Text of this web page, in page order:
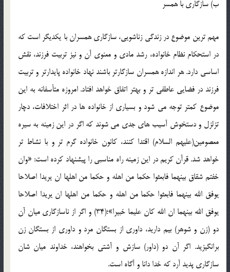
ب) سازگاري با همسر
مهم ترين موضوع در زندگي زناشويي، سازگاري همسران با يکديگر است که
در استحکام نظام خانواده، رشد مادي و معنوي آن و نيز تربيت فرزند، نقش
اساسي دارد. هر اندازه همسران سازگارتر باشند نهاد خانواده پايدارتر و تربيت
فرزند در فضايي عاطفي تر و بهتر اتفاق خواهد افتاد. امروزه متأسفانه به اين
موضوع کمتر توجه مي شود و بسياري از خانواده ها در اثر اختلافات، دچار
تزلزل و دستخوش آسيب هاي جدي مي شوند که اگر در اين زمينه به سيره
معصومين(عليهم السلام) اقتدا کنند، کانون خانواده گرم تر و با نشاط تر
خواهد شد. قرآن کريم در اين زمينه راه مناسبي را پيشنهاد کرده است: «وان
خفتم شقاق بينهما فابعثوا حکما من اهله و حکما من اهلها ان يريدا اصلاحا
يوفق الله بينهما فابعثوا حکما من اهله و حکما من اهلها ان يريدا اصلاحا
يوفق الله بينهما ان الله کان عليما خبيرا»؛(34) و اگر از ناسازگاري ميان آن
دو (زن و شوهر) بيم داريد، داوري از بستگان مرد و داوري از بستگان زن
برانگيزيد. اگر آن دو (داور) سازش و آشتي بخواهند، خداوند ميان شان
سازگاري پديد آرد که خدا دانا و آگاه است.